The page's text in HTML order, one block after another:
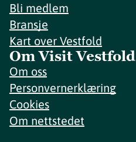
Bli medlem
Bransje
Kart over Vestfold
Om Visit Vestfold
Om oss
Personvernerklæring
Cookies
Om nettstedet